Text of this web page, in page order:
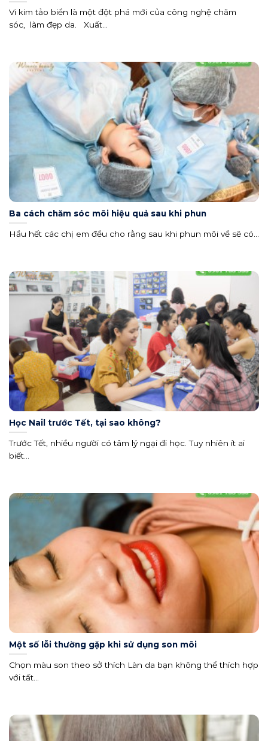
Vi kim tảo biển là một đột phá mới của công nghệ chăm
sóc, làm đẹp da. Xuất...
Ba cách chăm sóc môi hiệu quả sau khi phun
Hầu hết các chị em đều cho rằng sau khi phun môi về sẽ có...
Học Nail trước Tết, tại sao không?
Trước Tết, nhiều người có tâm lý ngại đi học. Tuy nhiên ít ai
biết...
Một số lỗi thường gặp khi sử dụng son môi
Chọn màu son theo sở thích Làn da bạn không thể thích hợp
với tất...